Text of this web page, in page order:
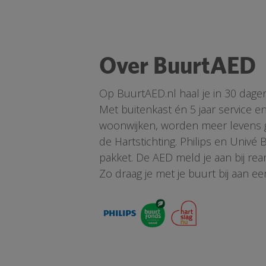
Over BuurtAED
Op BuurtAED.nl haal je in 30
Met buitenkast én 5 jaar service
woonwijken, worden meer levens
de Hartstichting. Philips en Univé
pakket. De AED meld je aan bij
Zo draag je met je buurt bij aan